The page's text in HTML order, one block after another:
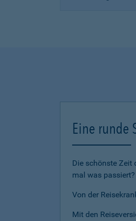
Eine runde
Die schönste Zeit
mal was passiert?
Von der
Mit den